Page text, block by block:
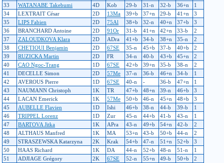
33
WATANABE Takebumi 4D Kob 29-b 31-n 32-b 36+n
1
34
LEXTRAIT César 2D 13Ma 39+b 37+n 29-b 41+n
3
35
LIPS Fabien 2D 75Al 38+b 32-n 40+n 37+b
3
36
BRANCHARD Antoine 2D 91Or 31-b 41+n 42+n 33-b
2
37
ZALOUDKOVA Klara 2D ADra 41+b 34-b 38+n 35-n
2
38
CHETIOUI Benjamin 2D 67SE 35-n 45+b 37-b 40+b
2
39
RUZICKA Martin 2D FR 34-n 40-b 43+b 45+n
2
40
CAO Ngoc-Trang 1D 67SE 42+b 39+n 35-b 38-n
2
41
DECELLE Simon 2D 57Me 37-n 36-b 46+n 34-b
1
42
AVEROUS Pierre 1D 67SE 40-n - 36-b 47+n
1
43
NAUMANN Christoph 1K TR 47+b 48+n 39-n 46+b
3
44
LACAN Emerick 1K 57Me 50+b 46-n 45+n 48+b
3
45
AUBELLE Flavien 1D Ishi 46+b 38-n 44-b 39-b
1
46
TRIPPEL Lorenz 1D Zur 45-n 44+b 41-b 43-n
1
47
BARTOVA Jitka 1K APra 43-n 49+b 54+n 42-b
2
48
ALTHAUS Manfred 1K MA 53+n 43-b 50+b 44-n
2
49
STRASZEWSKA Katarzyna 2K Krak 54+b 47-n 51+n 52+b
3
50
HAAS Richard 1K DA 44-n 52+b 48-n 51-n
1
51
ADJIAGE Grégory 2K 67SE 52-n 55+n 49-b 50+b
2